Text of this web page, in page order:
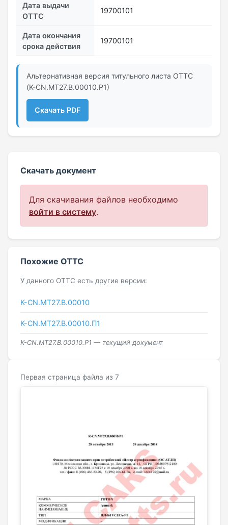
Дата выдачи
ОТТС
19700101
Дата окончания
срока действия
19700101
Альтернативная версия титульного листа ОТТС
(K-CN.МТ27.B.00010.Р1)
Скачать PDF
Скачать документ
Для скачивания файлов необходимо
войти в систему.
Похожие ОТТС
У данного ОТТС есть другие версии:
К-CN.МТ27.B.00010
К-CN.МТ27.B.00010.П1
K-CN.МТ27.B.00010.Р1 — текущий документ
Первая страница файла из 7